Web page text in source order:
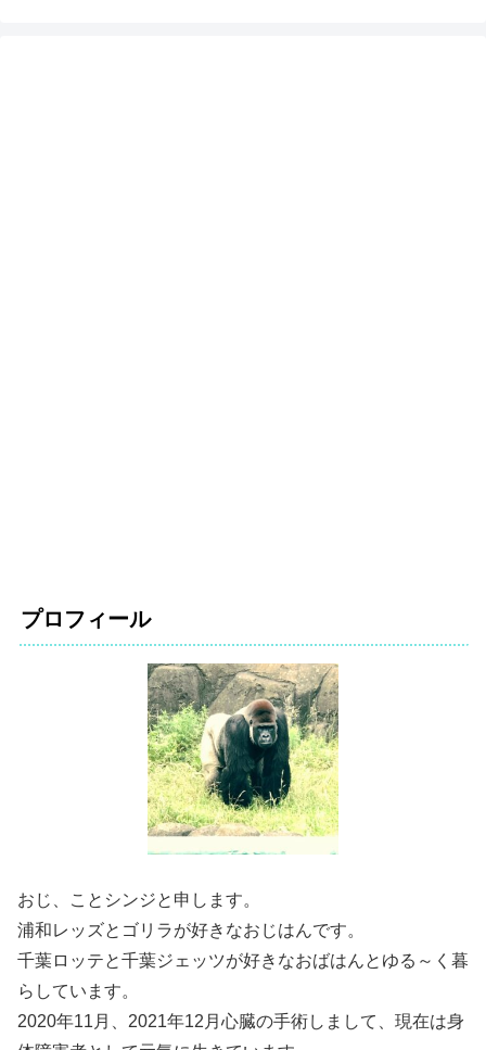
プロフィール
おじ、ことシンジと申します。
浦和レッズとゴリラが好きなおじはんです。
千葉ロッテと千葉ジェッツが好きなおばはんとゆる～く暮
らしています。
2020年11月、2021年12月心臓の手術しまして、現在は身